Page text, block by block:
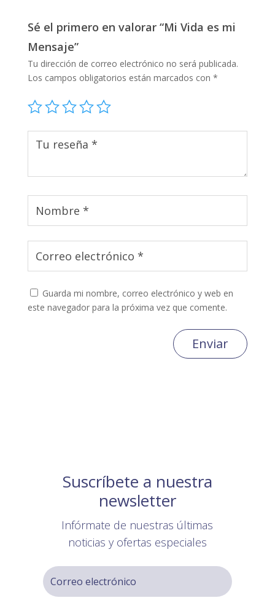
Sé el primero en valorar “Mi Vida es mi
Mensaje”
Tu dirección de correo electrónico no será publicada.
Los campos obligatorios están marcados con *
Guarda mi nombre, correo electrónico y web en
este navegador para la próxima vez que comente.
Enviar
Suscríbete a nuestra
newsletter
Infórmate de nuestras últimas
noticias y ofertas especiales